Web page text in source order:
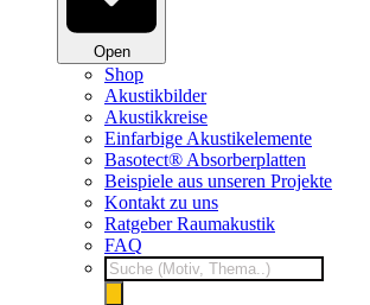
Open
Shop
Akustikbilder
Akustikkreise
Einfarbige Akustikelemente
Basotect® Absorberplatten
Beispiele aus unseren Projekte
Kontakt zu uns
Ratgeber Raumakustik
FAQ
Products
search